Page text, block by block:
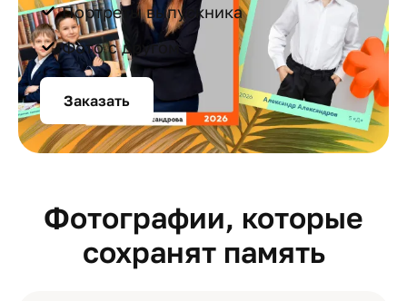
Портреты выпускника
Фото с другом
Заказать
Фотографии, которые
сохранят память